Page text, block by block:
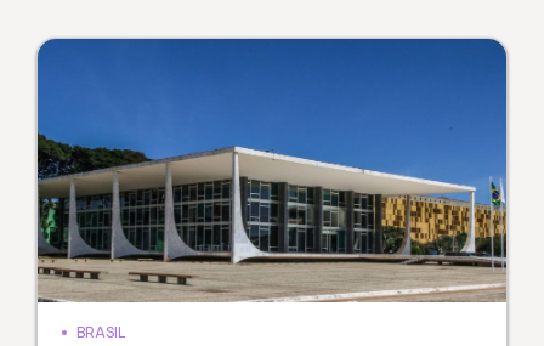
BRASIL